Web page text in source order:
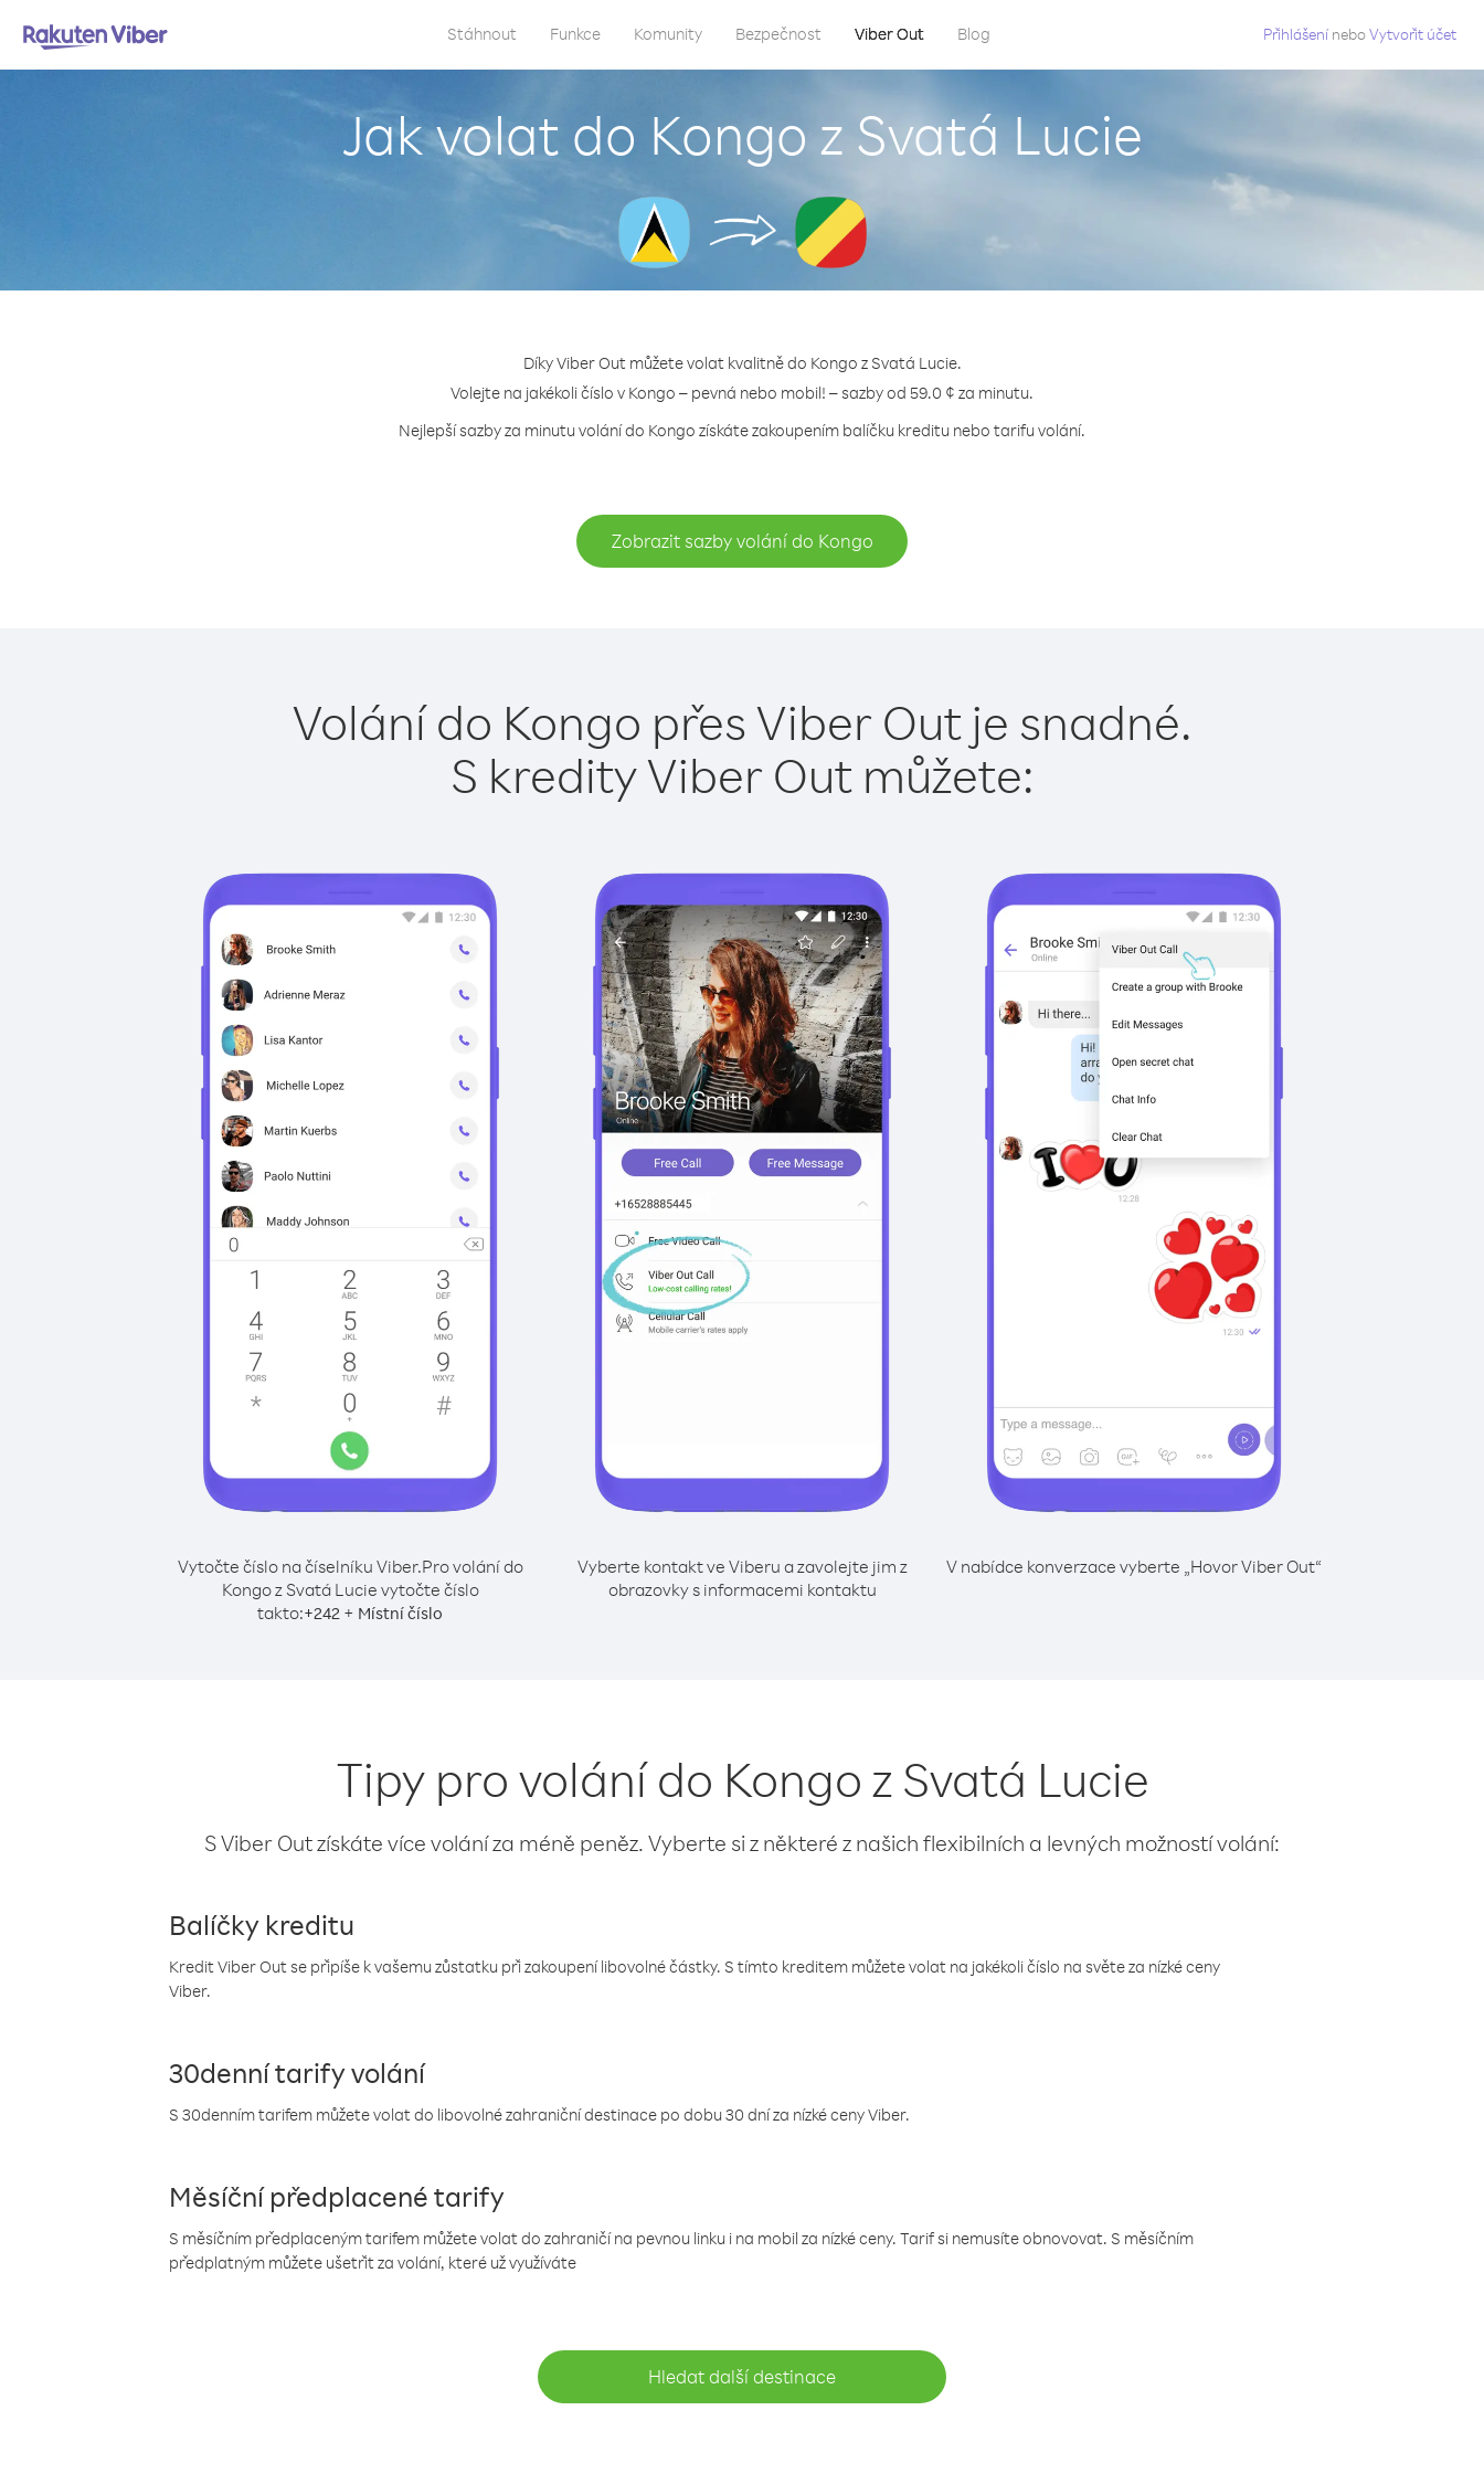
Stáhnout Funkce Komunity Bezpečnost Viber Out Blog Přihlášení neboVytvořit účet
Jak volat do Kongo z Svatá Lucie
Díky Viber Out můžete volat kvalitně do Kongo z Svatá Lucie.
Volejte na jakékoli číslo v Kongo – pevná nebo mobil! – sazby od 59.0 ¢ za minutu.
Nejlepší sazby za minutu volání do Kongo získáte zakoupením balíčku kreditu nebo tarifu volání.
Zobrazit sazby volání do Kongo
Volání do Kongo přes Viber Out je snadné.
S kredity Viber Out můžete:
Vytočte číslo na číselníku Viber.Pro volání do
Kongo z Svatá Lucie vytočte číslo
takto:+242 + Místní číslo
Vyberte kontakt ve Viberu a zavolejte jim z
obrazovky s informacemi kontaktu
V nabídce konverzace vyberte „Hovor Viber Out“
Tipy pro volání do Kongo z Svatá Lucie
S Viber Out získáte více volání za méně peněz. Vyberte si z některé z našich flexibilních a levných možností volání:
Balíčky kreditu
Kredit Viber Out se připíše k vašemu zůstatku při zakoupení libovolné částky. S tímto kreditem můžete volat na jakékoli číslo na světe za nízké ceny
Viber.
30denní tarify volání
S 30denním tarifem můžete volat do libovolné zahraniční destinace po dobu 30 dní za nízké ceny Viber.
Měsíční předplacené tarify
S měsíčním předplaceným tarifem můžete volat do zahraničí na pevnou linku i na mobil za nízké ceny. Tarif si nemusíte obnovovat. S měsíčním
předplatným můžete ušetřit za volání, které už využíváte
Hledat další destinace